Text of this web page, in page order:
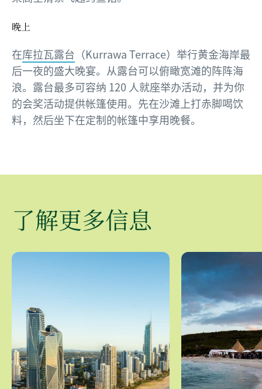
晚上
在库拉瓦露台 （Kurrawa Terrace）举行黄金海岸最
后一夜的盛大晚宴。从露台可以俯瞰宽滩的阵阵海
浪。露台最多可容纳 120 人就座举办活动，并为你
的会奖活动提供帐篷使用。先在沙滩上打赤脚喝饮
料，然后坐下在定制的帐篷中享用晚餐。
了解更多信息